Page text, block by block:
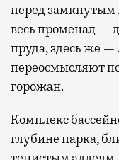
перед замкнутым
весь променад —
пруда, здесь же —
переосмысляют
горожан.
Комплекс
глубине парка,